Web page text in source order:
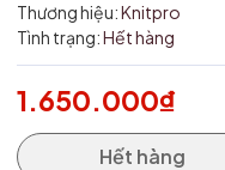
Thương hiệu:Knitpro
Tình trạng:Hết hàng
1.650.000₫
Hết hàng